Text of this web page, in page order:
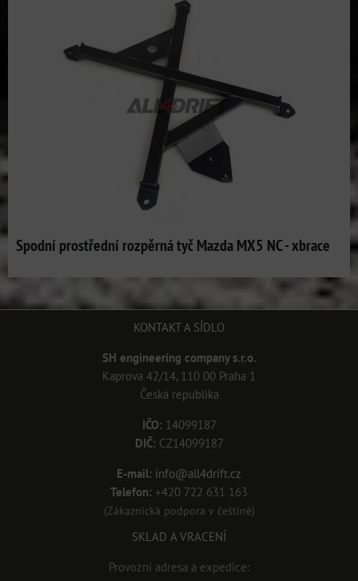
Spodní prostřední rozpěrná tyč Mazda MX5 NC - xbrace
KONTAKT A SÍDLO
SH engineering company s.r.o.
Kaprova 42/14, 110 00 Praha 1
Česká republika
IČO:14099187
DIČ:CZ14099187
E-mail: info@all4drift.cz
Telefon: +420 722 631 163
(Zákaznická podpora v češtině)
SKLAD A VRACENÍ
Provozní adresa a expedice: